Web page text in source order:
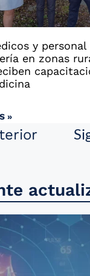
y personal
en zonas
»